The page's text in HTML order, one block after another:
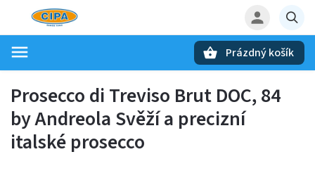
Prázdný košík
Prosecco di Treviso Brut DOC, 84
by Andreola Svěží a precizní
italské prosecco